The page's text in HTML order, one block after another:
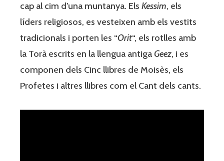
cap al cim d’una muntanya. Els Kessim, els
líders religiosos, es vesteixen amb els vestits
tradicionals i porten les “Orit“, els rotlles amb
la Torà escrits en la llengua antigaGeez, i es
componen dels Cinc llibres de Moisès, els
Profetes i altres llibres com el Cant dels cants.